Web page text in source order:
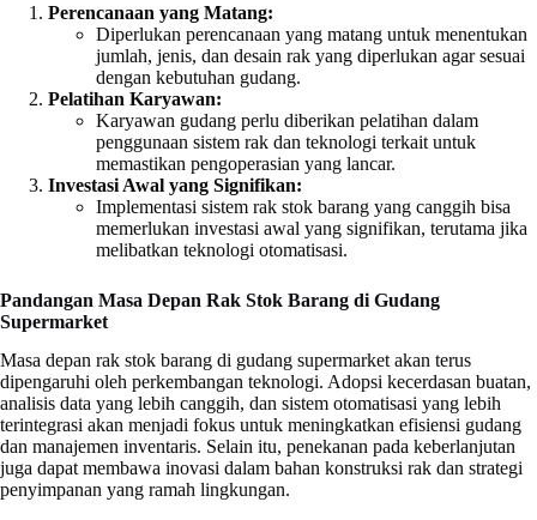
Perencanaan yang Matang:
Diperlukan perencanaan yang matang untuk menentukan
jumlah, jenis, dan desain rak yang diperlukan agar sesuai
dengan kebutuhan gudang.
Pelatihan Karyawan:
Karyawan gudang perlu diberikan pelatihan dalam
penggunaan sistem rak dan teknologi terkait untuk
memastikan pengoperasian yang lancar.
Investasi Awal yang Signifikan:
Implementasi sistem rak stok barang yang canggih bisa
memerlukan investasi awal yang signifikan, terutama jika
melibatkan teknologi otomatisasi.
Pandangan Masa Depan Rak Stok Barang di Gudang
Supermarket
Masa depan rak stok barang di gudang supermarket akan terus
dipengaruhi oleh perkembangan teknologi. Adopsi kecerdasan buatan,
analisis data yang lebih canggih, dan sistem otomatisasi yang lebih
terintegrasi akan menjadi fokus untuk meningkatkan efisiensi gudang
dan manajemen inventaris. Selain itu, penekanan pada keberlanjutan
juga dapat membawa inovasi dalam bahan konstruksi rak dan strategi
penyimpanan yang ramah lingkungan.